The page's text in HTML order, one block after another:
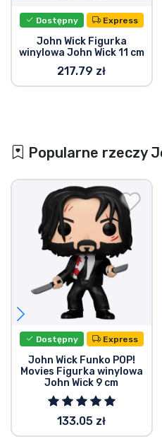
Dostępny Express
John Wick Figurka
winylowa John Wick 11 cm
217.79 zł
Popularne rzeczy
Dostępny Express
John Wick Funko POP!
Movies Figurka winylowa
John Wick 9 cm
133.05 zł